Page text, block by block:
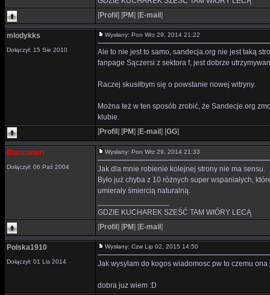
[Profil ] [PM] [E-mail ]
mlodykks
Dołączył: 15 Sie 2010
Wysłany: Pon Wrz 29, 2014 21:22
Ale to nie jest to samo, sandecja.org nie jest taką
fanpage Sączersi z sektora f, jest dobrze
Raczej skusiłbym się o powstanie nowej witryny.
Można też w ten sposób zrobić, że Sandecje.org
klubie.
[Profil ] [PM] [E-mail ] [GG]
Bianconeri
Dołączył: 06 Paź 2004
Wysłany: Pon Wrz 29, 2014 21:33
Jak dla mnie robienie kolejnej strony nie ma sensu.
Było już chyba z 10 różnych super wspaniałych,
umierały śmiercią naturalną.
GDZIE KUCHAREK SZEŚĆ TAM WIÓRY LECĄ
[Profil ] [PM] [E-mail ]
Polska1910
Dołączył: 01 Lis 2014
Wysłany: Czw Lip 02, 2015 14:50
Jak wysylam do kogos wiadomosc pw to czemu
dobra juz wiem :D